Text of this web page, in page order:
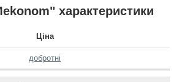
характеристики
Ціна
добротні